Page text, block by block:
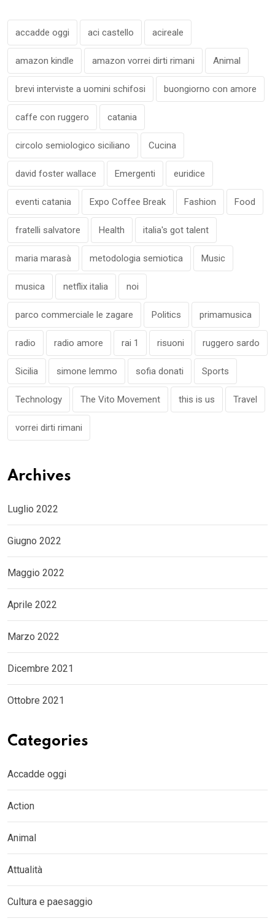
accadde oggi aci castello acireale
amazon kindle amazon vorrei dirti rimani Animal
brevi interviste a uomini schifosi buongiorno con amore
caffe con ruggero catania
circolo semiologico siciliano Cucina
david foster wallace Emergenti euridice
eventi catania Expo Coffee Break Fashion Food
fratelli salvatore Health italia's got talent
maria marasà metodologia semiotica Music
musica netflix italia noi
parco commerciale le zagare Politics primamusica
radio radio amore rai 1 risuoni ruggero sardo
Sicilia simone lemmo sofia donati Sports
Technology The Vito Movement this is us Travel
vorrei dirti rimani
Archives
Luglio 2022
Giugno 2022
Maggio 2022
Aprile 2022
Marzo 2022
Dicembre 2021
Ottobre 2021
Categories
Accadde oggi
Action
Animal
Attualità
Cultura e paesaggio